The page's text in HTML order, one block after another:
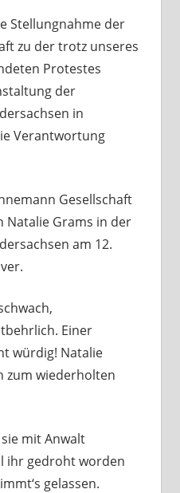
Stellungnahme der
zu der trotz unseres
Protestes
der
in
Verantwortung
Gesellschaft
Natalie Grams in der
am 12.
Einer
würdig! Natalie
zum wiederholten
mit Anwalt
ihr gedroht worden
gelassen.